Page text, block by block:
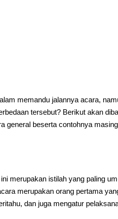
memandu jalannya acara,
tersebut? Berikut akan
general beserta contohnya
merupakan istilah yang paling
merupakan orang pertama
dan juga mengatur